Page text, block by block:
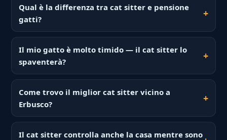
Qual è la differenza tra cat sitter e pensione
gatti?
Il mio gatto è molto timido — il cat sitter lo
spaventerà?
Come trovo il miglior cat sitter vicino a
Erbusco?
Il cat sitter controlla anche la casa mentre sono